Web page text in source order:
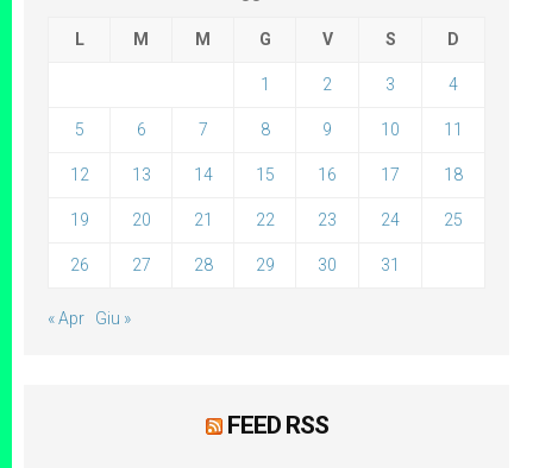
L M M G V S D
1 2 3 4
5 6 7 8 9 10 11
12 13 14 15 16 17 18
19 20 21 22 23 24 25
26 27 28 29 30 31
« Apr Giu »
FEED RSS